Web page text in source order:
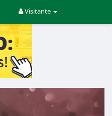
Visitante